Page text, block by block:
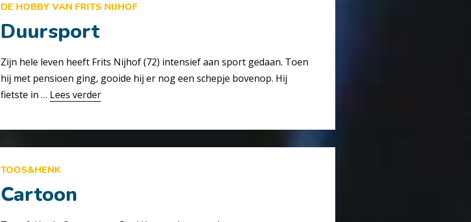
DE HOBBY VAN FRITS NIJHOF
Duursport
Zijn hele leven heeft Frits Nijhof (72) intensief aan sport gedaan. Toen
hij met pensioen ging, gooide hij er nog een schepje bovenop. Hij
fietste in … Lees verder
TOOS&HENK
Cartoon